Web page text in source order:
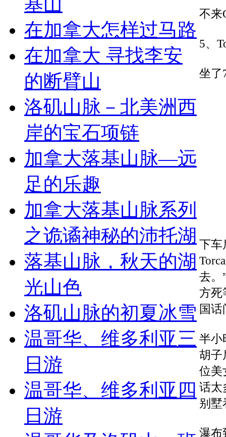
在加拿大怎样过马路
在加拿大 寻找李安
的断臂山
洛矶山脉－北美洲西
岸的宝石项链
加拿大落基山脉—远
足的乐趣
加拿大落基山脉系列
之诡谲神秘的沛托湖
落基山脉，秋天的湖
光山色
洛矶山脉的初夏冰雪
温哥华、维多利亚三
日游
温哥华、维多利亚四
日游
不来
5、
坐了
下车
去。
方死
国
半小
胡子
位美
话太
别墅
瀑布